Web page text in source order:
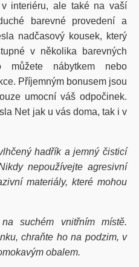
interiéru, ale také na vaší
barevné provedení a
nadčasový kousek, který
v několika barevných
nábytkem nebo
Příjemným bonusem jsou
umocní váš odpočinek.
Net jak u vás doma, tak i v
hadřík a jemný čisticí
nepoužívejte agresivní
materiály, které mohou
suchém vnitřním místě.
chraňte ho na podzim, v
obalem.